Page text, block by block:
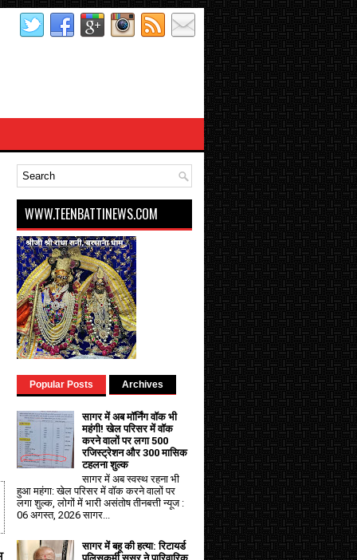
WWW.TEENBATTINEWS.COM
Popular Posts Archives
सागर में अब मॉर्निंग वॉक भी
महंगी! खेल परिसर में वॉक
करने वालों पर लगा ₹500
रजिस्ट्रेशन और ₹300 मासिक
टहलना शुल्क
सागर में अब स्वस्थ रहना भी
हुआ महंगा: खेल परिसर में वॉक करने वालों पर
लगा शुल्क, लोगों में भारी असंतोष तीनबत्ती न्यूज :
06 अगस्त, 2026 सागर...
सागर में बहू की हत्या: रिटायर्ड